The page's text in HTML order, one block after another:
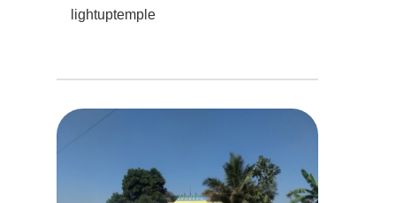
lightuptemple